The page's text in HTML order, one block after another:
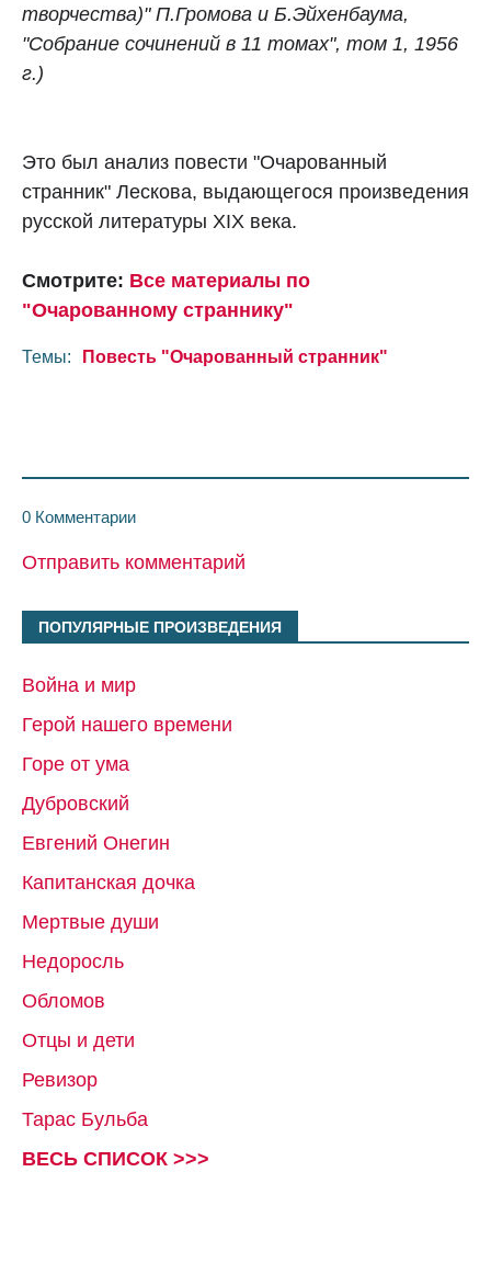
творчества)" П.Громова и Б.Эйхенбаума,
"Собрание сочинений в 11 томах", том 1, 1956
г.)
Это был анализ повести "Очарованный
странник" Лескова, выдающегося произведения
русской литературы XIX века.
Смотрите: Все материалы по
"Очарованному страннику"
Темы: Повесть "Очарованный странник"
0 Комментарии
Отправить комментарий
ПОПУЛЯРНЫЕ ПРОИЗВЕДЕНИЯ
Война и мир
Герой нашего времени
Горе от ума
Дубровский
Евгений Онегин
Капитанская дочка
Мертвые души
Недоросль
Обломов
Отцы и дети
Ревизор
Тарас Бульба
ВЕСЬ СПИСОК >>>